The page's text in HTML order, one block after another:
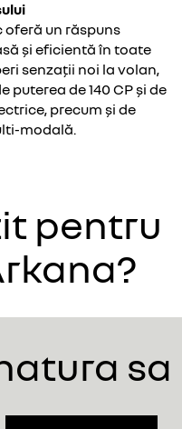
oferă un răspuns
și eficientă în toate
senzații noi la volan,
puterea de 140 CP și de
precum și de
modală.
pentru
sa